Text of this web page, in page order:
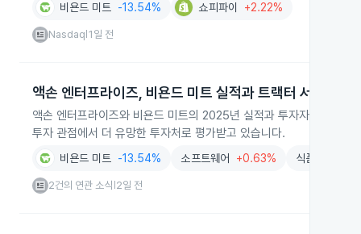
비욘드 미트 -13.54% 쇼피파이 +2.22%
Nasdaq 1일 전
액손 엔터프라이즈, 비욘드 미트 실적과 트랙터 서플라이
액손 엔터프라이즈와 비욘드 미트의 2025년 실적과 투자자 반응을
투자 관점에서 더 유망한 투자처로 평가받고 있습니다.
비욘드 미트 -13.54% 소프트웨어 +0.63% 식품음료
2건의 연관 소식 2일 전